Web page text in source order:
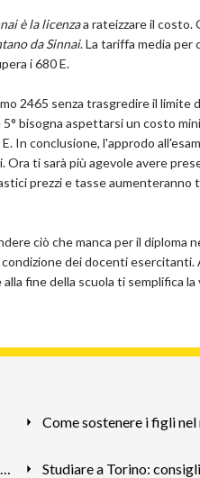
è la licenzaa rateizzare il costo.
da Sinnai. La tariffa media per
i 680 E.
2465 senza trasgredire il limite
bisogna aspettarsi un costo
In conclusione, l'approdo
Ora ti sarà più agevole avere
prezzi e tasse aumenteranno
ciò che manca per il diploma
dei docenti esercitanti.
fine della scuola ti semplifica
Difficoltà a studiare: ecco alcuni consigli e trucchi Studiare a Torino: